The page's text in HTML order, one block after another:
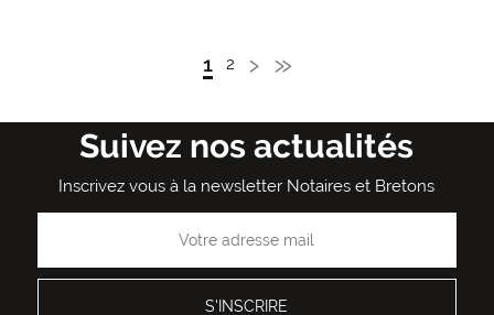
Page
1
Page
2
Page
› Dernière
»
Suivez nos actualités
Inscrivez vous à la newsletter Notaires et Bretons